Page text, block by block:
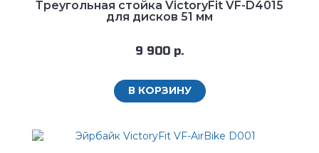
Треугольная стойка VictoryFit VF-D4015
для дисков 51 мм
9 900 р.
В КОРЗИНУ